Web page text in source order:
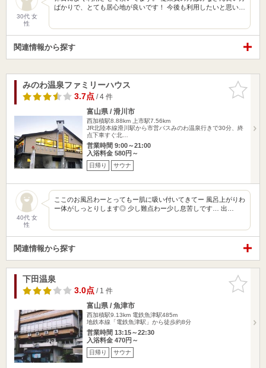
30代 女
性
ばかりで、とても居心地が良いです！ 今後も利用したいと思い…
関連情報から探す
お気に入
りに追加
みのわ温泉ファミリーハウス
3.7点/ 4 件
富山県 / 滑川市
西加積駅8.88km
上市駅7.56km
JR北陸本線滑川駅から市営バスみのわ温泉行きで30分、終
点下車すぐ北…
営業時間 9:00～21:00
入浴料金 580円～
日帰り サウナ
40代 女
性
ここのお風呂わーとってもー肌に吸い付いてきてー 風呂上がりわ
ー体がしっとりします◎ 少し難点わー少し息苦しです… 出…
関連情報から探す
お気に入
りに追加
下田温泉
3.0点/ 1 件
富山県 / 魚津市
西加積駅9.13km 電鉄魚津駅485m
地鉄本線「電鉄魚津駅」から徒歩約8分
営業時間 13:15～22:30
入浴料金 470円～
日帰り サウナ